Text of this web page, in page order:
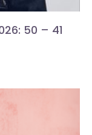
50 – 41